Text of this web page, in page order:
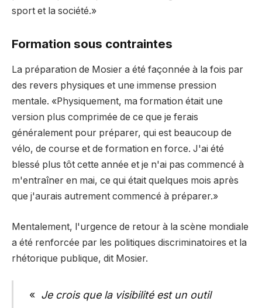
sport et la société.»
Formation sous contraintes
La préparation de Mosier a été façonnée à la fois par
des revers physiques et une immense pression
mentale. «Physiquement, ma formation était une
version plus comprimée de ce que je ferais
généralement pour préparer, qui est beaucoup de
vélo, de course et de formation en force. J'ai été
blessé plus tôt cette année et je n'ai pas commencé à
m'entraîner en mai, ce qui était quelques mois après
que j'aurais autrement commencé à préparer.»
Mentalement, l'urgence de retour à la scène mondiale
a été renforcée par les politiques discriminatoires et la
rhétorique publique, dit Mosier.
« Je crois que la visibilité est un outil